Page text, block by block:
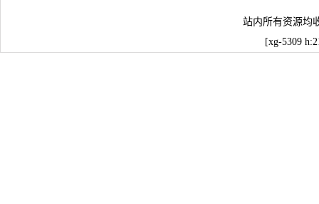
站内所有资源均
[xg-5309